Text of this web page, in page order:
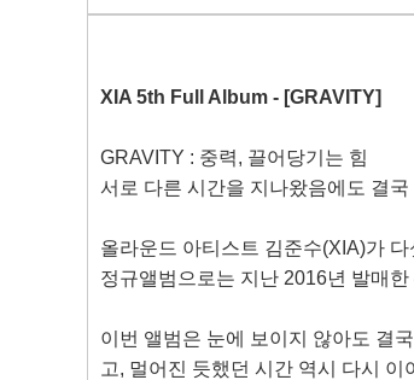
XIA 5th Full Album - [GRAVITY]
GRAVITY : 중력, 끌어당기는 힘
서로 다른 시간을 지나왔음에도 결
올라운드 아티스트 김준수(XIA)가 다
정규앨범으로는 지난 2016년 발매한
이번 앨범은 눈에 보이지 않아도 결
고, 멀어진 듯했던 시간 역시 다시 이